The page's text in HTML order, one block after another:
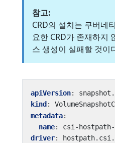
참고:
CRD의 설치는 쿠버네
요한 CRD가 존재하지
스 생성이 실패할 것이
apiVersion:
kind :
metadata:
name:
csi-hostpath-
driver: